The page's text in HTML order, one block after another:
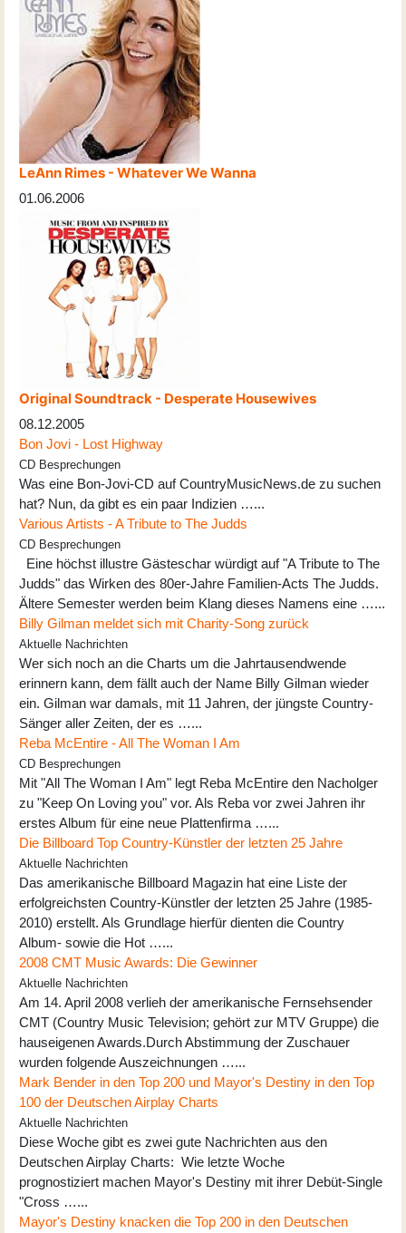
LeAnn Rimes - Whatever We Wanna
01.06.2006
Original Soundtrack - Desperate Housewives
08.12.2005
Bon Jovi - Lost Highway
CD Besprechungen
Was eine Bon-Jovi-CD auf CountryMusicNews.de zu suchen
hat? Nun, da gibt es ein paar Indizien …...
Various Artists - A Tribute to The Judds
CD Besprechungen
Eine höchst illustre Gästeschar würdigt auf "A Tribute to The
Judds" das Wirken des 80er-Jahre Familien-Acts The Judds.
Ältere Semester werden beim Klang dieses Namens eine …...
Billy Gilman meldet sich mit Charity-Song zurück
Aktuelle Nachrichten
Wer sich noch an die Charts um die Jahrtausendwende
erinnern kann, dem fällt auch der Name Billy Gilman wieder
ein. Gilman war damals, mit 11 Jahren, der jüngste Country-
Sänger aller Zeiten, der es …...
Reba McEntire - All The Woman I Am
CD Besprechungen
Mit "All The Woman I Am" legt Reba McEntire den Nacholger
zu "Keep On Loving you" vor. Als Reba vor zwei Jahren ihr
erstes Album für eine neue Plattenfirma …...
Die Billboard Top Country-Künstler der letzten 25 Jahre
Aktuelle Nachrichten
Das amerikanische Billboard Magazin hat eine Liste der
erfolgreichsten Country-Künstler der letzten 25 Jahre (1985-
2010) erstellt. Als Grundlage hierfür dienten die Country
Album- sowie die Hot …...
2008 CMT Music Awards: Die Gewinner
Aktuelle Nachrichten
Am 14. April 2008 verlieh der amerikanische Fernsehsender
CMT (Country Music Television; gehört zur MTV Gruppe) die
hauseigenen Awards.Durch Abstimmung der Zuschauer
wurden folgende Auszeichnungen …...
Mark Bender in den Top 200 und Mayor's Destiny in den Top
100 der Deutschen Airplay Charts
Aktuelle Nachrichten
Diese Woche gibt es zwei gute Nachrichten aus den
Deutschen Airplay Charts: Wie letzte Woche
prognostiziert machen Mayor's Destiny mit ihrer Debüt-Single
"Cross …...
Mayor's Destiny knacken die Top 200 in den Deutschen